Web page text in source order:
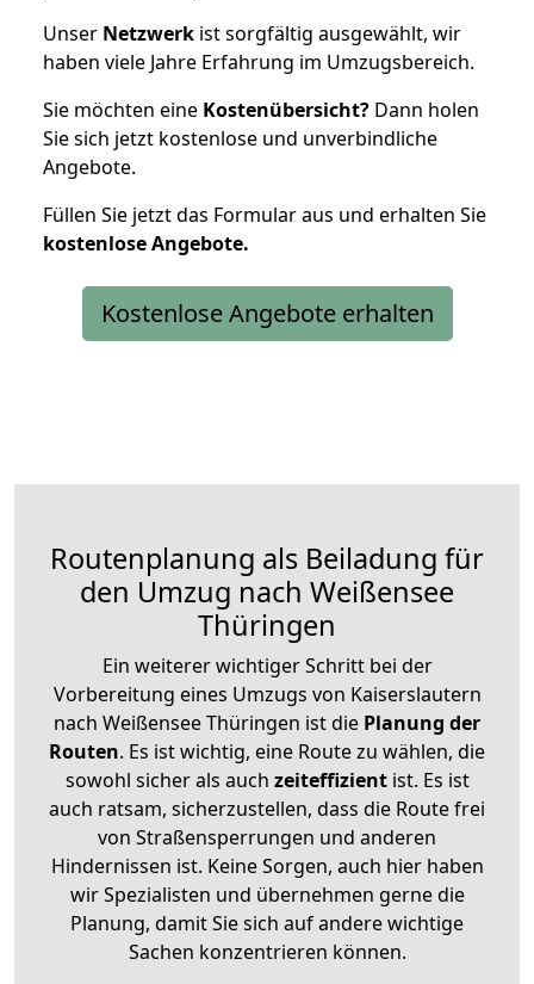
Unser Netzwerk ist sorgfältig ausgewählt, wir
haben viele Jahre Erfahrung im Umzugsbereich.
Sie möchten eine Kostenübersicht? Dann holen
Sie sich jetzt kostenlose und unverbindliche
Angebote.
Füllen Sie jetzt das Formular aus und erhalten Sie
kostenloseAngebote.
Kostenlose Angebote erhalten
Routenplanung als Beiladung für
den Umzug nach Weißensee
Thüringen
Ein weiterer wichtiger Schritt bei der
Vorbereitung eines Umzugs von Kaiserslautern
nach Weißensee Thüringen ist die Planung der
Routen. Es ist wichtig, eine Route zu wählen, die
sowohl sicher als auch zeiteffizientist. Es ist
auch ratsam, sicherzustellen, dass die Route frei
von Straßensperrungen und anderen
Hindernissen ist. Keine Sorgen, auch hier haben
wir Spezialisten und übernehmen gerne die
Planung, damit Sie sich auf andere wichtige
Sachen konzentrieren können.